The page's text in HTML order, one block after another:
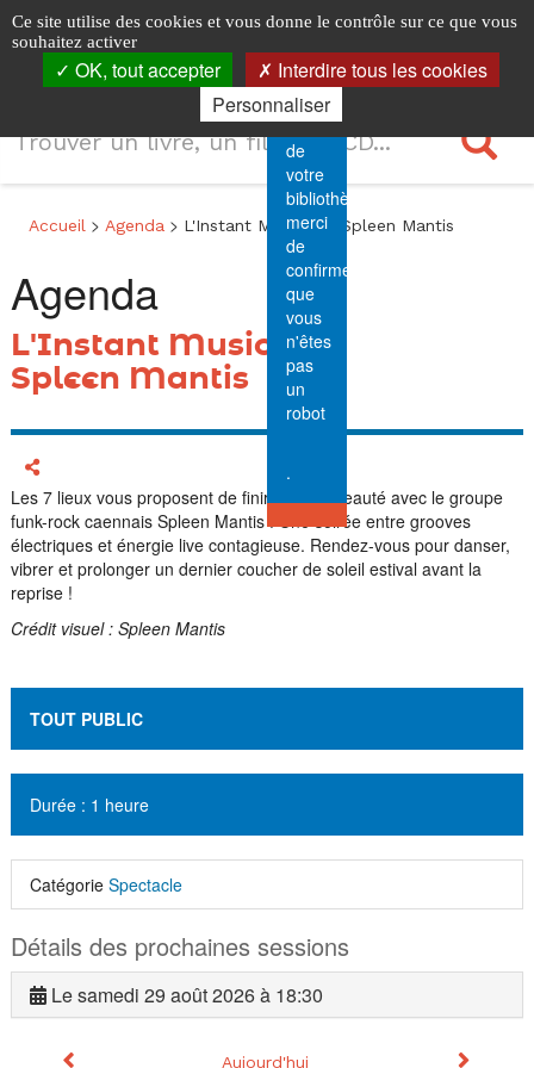
Panneau de gestion des cookies
Ce site utilise des cookies et vous donne le contrôle sur ce que vous
souhaitez activer
OK, tout accepter
Interdire tous les cookies
Personnaliser
Accéder
au
menu
principal
Accéder
au
contenu
Accéder
à
connexion
L'Instant
Musical
Spleen
Mantis
Logo
les
Identification
Sécurité.
Pour
accéder
au
portail
de
votre
bibliothèque,
merci
de
confirmer
que
vous
n'êtes
pas
un
robot
.
Horaires
principal
Fil
navigation
Accueil > Agenda > L'Instant Musical // Spleen Mantis
Agenda
L'Instant Musical //
Spleen Mantis
Afficher les options de partage
Les 7 lieux vous proposent de finir l'été en beauté avec le groupe
funk-rock caennais Spleen Mantis ! Une soirée entre grooves
électriques et énergie live contagieuse. Rendez-vous pour danser,
vibrer et prolonger un dernier coucher de soleil estival avant la
reprise !
Crédit visuel : Spleen Mantis
TOUT PUBLIC
Durée : 1 heure
Catégorie Spectacle
Détails des prochaines sessions
Lesamedi 29 août 2026 à 18:30
Mois précédent Aujourd'hui Mois